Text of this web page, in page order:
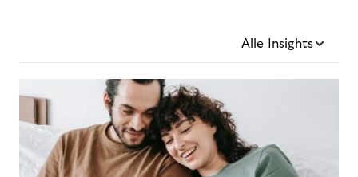
Alle Insights